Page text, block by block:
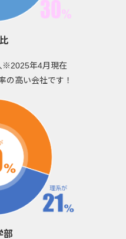
※2025年4月現在
の高い会社です！
部